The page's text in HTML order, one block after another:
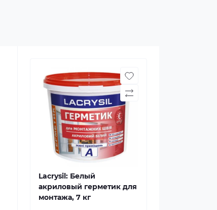
Lacrysil: Белый
акриловый герметик для
монтажа, 7 кг